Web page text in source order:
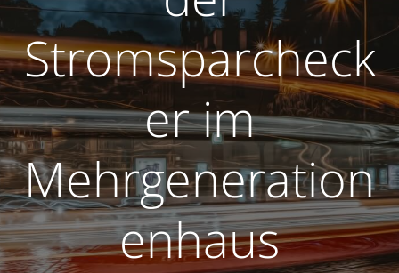
Stromsparcheck
er im
Mehrgeneration
enhaus